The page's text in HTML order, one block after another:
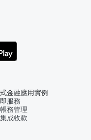
金融應用實例
服務
務管理
成收款